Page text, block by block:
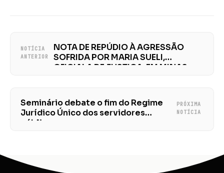
NOTÍCIA
ANTERIOR
NOTA DE REPÚDIO À AGRESSÃO
SOFRIDA POR MARIA SUELI,
OFICIALA DE JUSTIÇA, EM MINAS
Seminário debate o fim do Regime
Jurídico Único dos servidores
públicos
PRÓXIMA
NOTÍCIA